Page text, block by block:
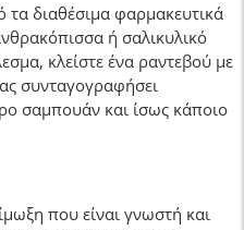
διαθέσιμα φαρμακευτικά
ή σαλικυλικό
κλείστε ένα ραντεβού με
συνταγογραφήσει
σαμπουάν και ίσως κάποιο
που είναι γνωστή και